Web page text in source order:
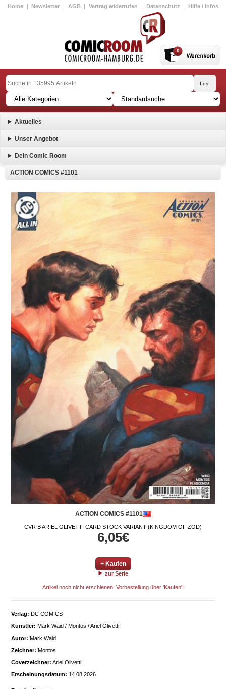
Home | Newsletter | AGB | Vertrag widerrufen | Datenschutz | Hilfe / Infos
0
Aktuelles
Unser Angebot
Dein Comic Room
ACTION COMICS #1101
ACTION COMICS #1101
CVR B ARIEL OLIVETTI CARD STOCK VARIANT (KINGDOM OF ZOD)
6,05€
+ Kaufen
zur Serie
Artikel noch nicht erschienen. Vorbestellung über 'Kaufen'!
Verlag: DC COMICS
Künstler: Mark Waid / Montos / Ariel Olivetti
Autor: Mark Waid
Zeichner: Montos
Coverzeichner: Ariel Olivetti
Erscheinungsdatum: 14.08.2026